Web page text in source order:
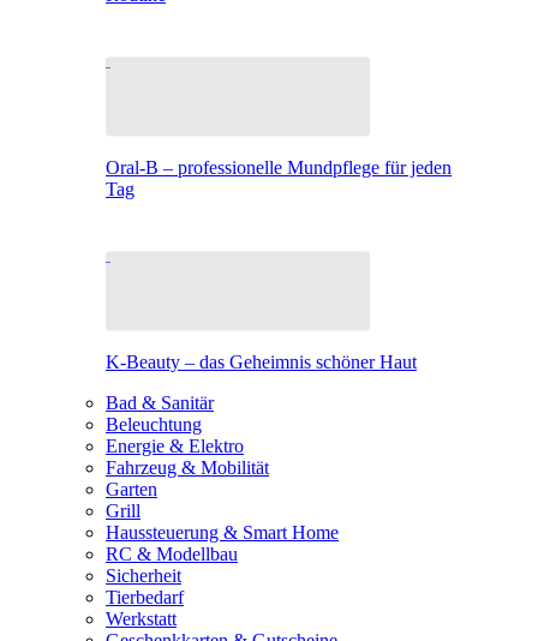
Oral-B – professionelle Mundpflege für jeden
Tag
K-Beauty – das Geheimnis schöner Haut
Bad & Sanitär
Beleuchtung
Energie & Elektro
Fahrzeug & Mobilität
Garten
Grill
Haussteuerung & Smart Home
RC & Modellbau
Sicherheit
Tierbedarf
Werkstatt